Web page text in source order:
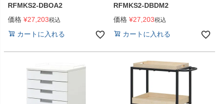
RFMKS2-DBOA2
価格 ¥27,203税込
カートに入れる
RFMKS2-DBDM2
価格 ¥27,203税込
カートに入れる